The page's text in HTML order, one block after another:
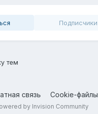
Подписчики
тем
связь Cookie-файлы
by Invision Community